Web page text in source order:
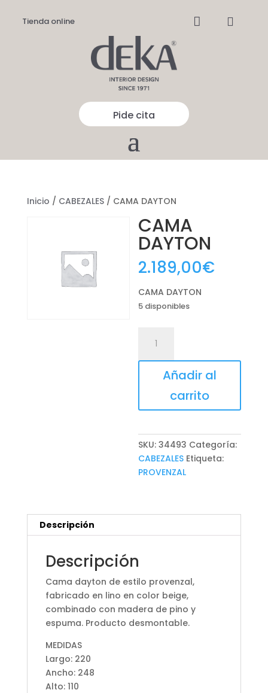
Tienda online  
Pide cita
Inicio / CABEZALES/ CAMA DAYTON
CAMA
DAYTON
2.189,00€
CAMA DAYTON
5 disponibles
DAYTON
cantidad
Añadir al
carrito
SKU:34493 Categoría:
CABEZALES Etiqueta:
PROVENZAL
Descripción
Descripción
Cama dayton de estilo provenzal,
fabricado en lino en color beige,
combinado con madera de pino y
espuma. Producto desmontable.
MEDIDAS
Largo: 220
Ancho: 248
Alto: 110